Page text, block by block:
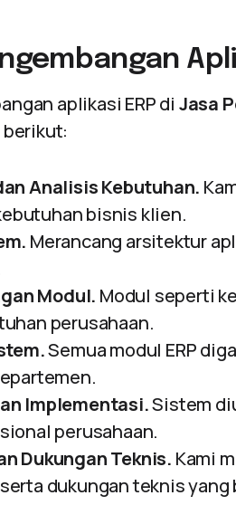
aplikasi ERP di Jasa
Analisis Kebutuhan.
bisnis klien.
Merancang arsitektur
Modul. Modul seperti
perusahaan.
Semua modul ERP
Implementasi.Sistem
perusahaan.
Dukungan Teknis. Kami
dukungan teknis